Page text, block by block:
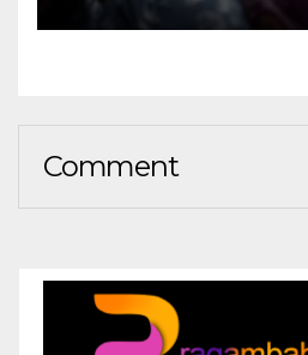
Comment